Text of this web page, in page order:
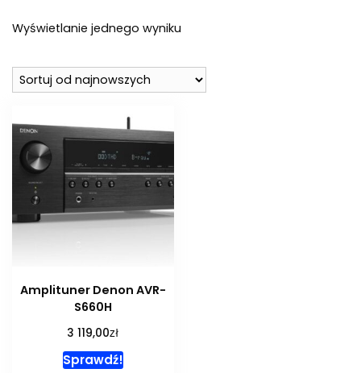
Wyświetlanie jednego wyniku
Amplituner Denon AVR-
S660H
3 119,00zł
Sprawdź!